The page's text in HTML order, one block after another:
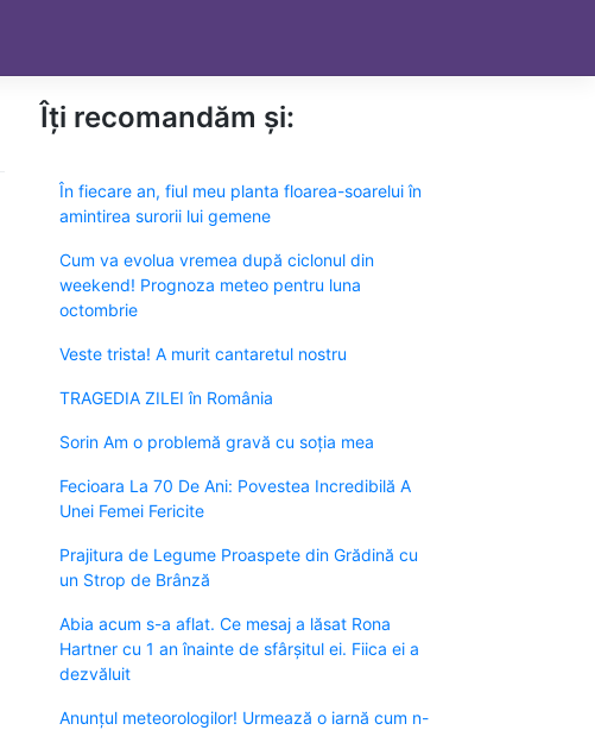
Îți recomandăm și:
În fiecare an, fiul meu planta floarea-soarelui în
amintirea surorii lui gemene
Cum va evolua vremea după ciclonul din
weekend! Prognoza meteo pentru luna
octombrie
Veste trista! A murit cantaretul nostru
TRAGEDIA ZILEI în România
Sorin Am o problemă gravă cu soția mea
Fecioara La 70 De Ani: Povestea Incredibilă A
Unei Femei Fericite
Prajitura de Legume Proaspete din Grădină cu
un Strop de Brânză
Abia acum s-a aflat. Ce mesaj a lăsat Rona
Hartner cu 1 an înainte de sfârșitul ei. Fiica ei a
dezvăluit
Anunțul meteorologilor! Urmează o iarnă cum n-